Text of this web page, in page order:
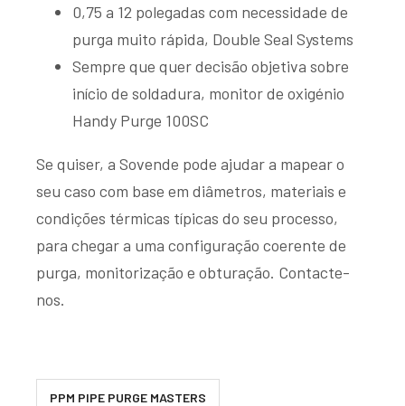
0,75 a 12 polegadas com necessidade de
purga muito rápida, Double Seal Systems
Sempre que quer decisão objetiva sobre
início de soldadura, monitor de oxigénio
Handy Purge 100SC
Se quiser, a Sovende pode ajudar a mapear o
seu caso com base em diâmetros, materiais e
condições térmicas típicas do seu processo,
para chegar a uma configuração coerente de
purga, monitorização e obturação. Contacte-
nos.
PPM PIPE PURGE MASTERS